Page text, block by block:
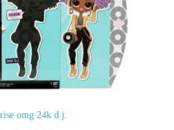
omg 24k d.j.